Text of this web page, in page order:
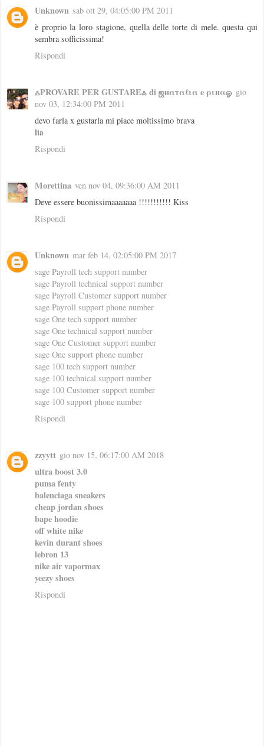
Unknown sab ott 29, 04:05:00 PM 2011
è proprio la loro stagione, quella delle torte di mele. questa qui
sembra sofficissima!
Rispondi
ஃPROVARE PER GUSTAREஃ di ஜиαтαℓια e ριиαஓ gio
nov 03, 12:34:00 PM 2011
devo farla x gustarla mi piace moltissimo brava
lia
Rispondi
Morettina ven nov 04, 09:36:00 AM 2011
Deve essere buonissimaaaaaaa !!!!!!!!!!! Kiss
Rispondi
Unknown mar feb 14, 02:05:00 PM 2017
sage Payroll tech support number
sage Payroll technical support number
sage Payroll Customer support number
sage Payroll support phone number
sage One tech support number
sage One technical support number
sage One Customer support number
sage One support phone number
sage 100 tech support number
sage 100 technical support number
sage 100 Customer support number
sage 100 support phone number
Rispondi
zzyytt gio nov 15, 06:17:00 AM 2018
ultra boost 3.0
puma fenty
balenciaga sneakers
cheap jordan shoes
bape hoodie
off white nike
kevin durant shoes
lebron 13
nike air vapormax
yeezy shoes
Rispondi